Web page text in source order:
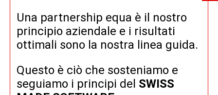
Una partnership equa è il nostro
principio aziendale e i risultati
ottimali sono la nostra linea guida.
Questo è ciò che sosteniamo e
seguiamo i principi del SWISS